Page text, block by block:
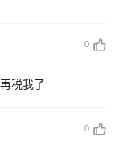
0
税我了
0